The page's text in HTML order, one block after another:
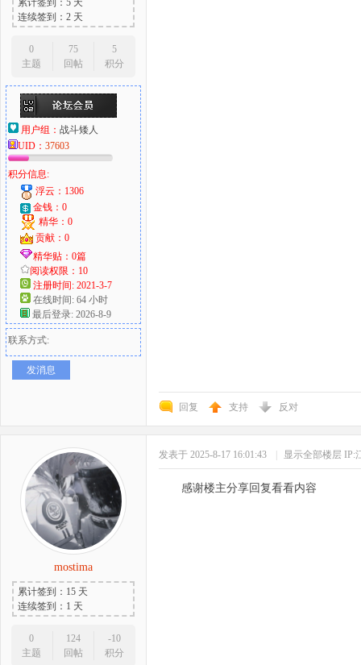
累计签到：5 天
连续签到：2 天
0
主题
75
回帖
5
积分
用户组： 战斗矮人
UID： 37603
积分信息:
浮云：1306
金钱：0
精华：0
贡献：0
精华贴：0篇
阅读权限：10
注册时间: 2021-3-7
在线时间: 64 小时
最后登录: 2026-8-9
联系方式:
发消息
回复 支持 反对
mostima
累计签到：15 天
连续签到：1 天
0
主题
124
回帖
-10
积分
发表于 2025-8-17 16:01:43 显示全部楼层 IP:
感谢楼主分享回复看看内容